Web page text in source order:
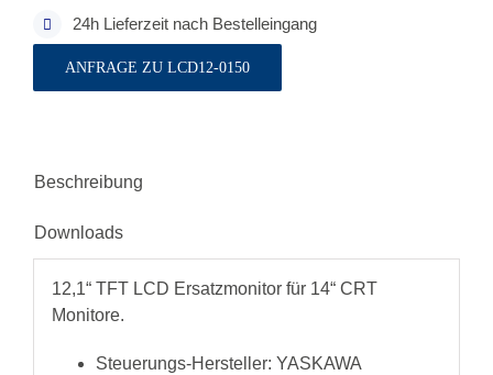
24h Lieferzeit nach Bestelleingang
ANFRAGE ZU LCD12-0150
Beschreibung
Downloads
12,1“ TFT LCD Ersatzmonitor für 14“ CRT
Monitore.
Steuerungs-Hersteller: YASKAWA